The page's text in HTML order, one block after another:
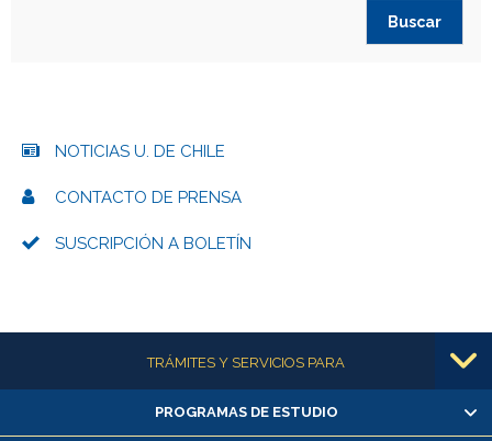
NOTICIAS U. DE CHILE
CONTACTO DE PRENSA
SUSCRIPCIÓN A BOLETÍN
Más informaciónTRÁMITES Y SERVICIOS PARA
Alumnas/os y exalumnas/os
PROGRAMAS DE ESTUDIO